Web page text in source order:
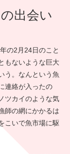
出会い
の2月24日のこと
もないような巨大
う。なんという魚
連絡が入ったの
ツカイのような気
師の網にかかるは
こいで魚市場に駆